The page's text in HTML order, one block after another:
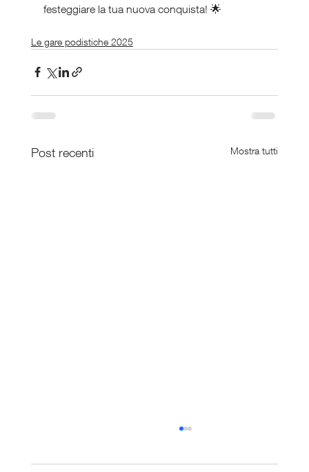
festeggiare la tua nuova conquista! 🌟
Le gare podistiche 2025
Post recenti Mostra tutti